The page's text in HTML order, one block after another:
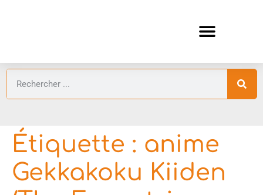
Étiquette : anime
Gekkakoku Kiiden